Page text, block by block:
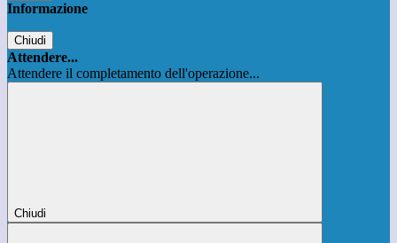
Informazione
Chiudi
Attendere...
Attendere il completamento dell'operazione...
Chiudi